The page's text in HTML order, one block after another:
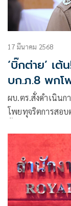
17 มีนาคม 2568
‘บิ๊กต่าย’ เ
บก.ภ.8 พกโ
ผบ.ตร.สั่งดำเนินก
โพยทุจริตการสอบ